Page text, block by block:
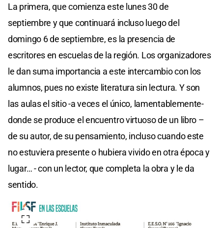
La primera, que comienza este lunes 30 de
septiembre y que continuará incluso luego del
domingo 6 de septiembre, es la presencia de
escritores en escuelas de la región. Los organizadores
le dan suma importancia a este intercambio con los
alumnos, pues no existe literatura sin lectura. Y son
las aulas el sitio -a veces el único, lamentablemente-
donde se produce el encuentro virtuoso de un libro –
de su autor, de su pensamiento, incluso cuando este
no estuviera presente o hubiera vivido en otra época y
lugar… - con un lector, que completa la obra y le da
sentido.